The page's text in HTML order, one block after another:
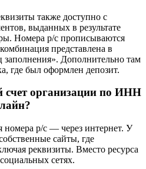
с резидентами РФ
счет ООО по ИНН через
выданных в результате
Номера р/с прописываются
заполнения». Дополнительно там
где был оформлен депозит.
счет организации по ИНН